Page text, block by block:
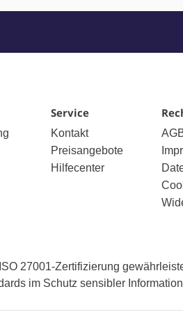
Service
Kontakt
Preisangebote
Hilfecenter
27001-Zertifizierung
im Schutz sensibler